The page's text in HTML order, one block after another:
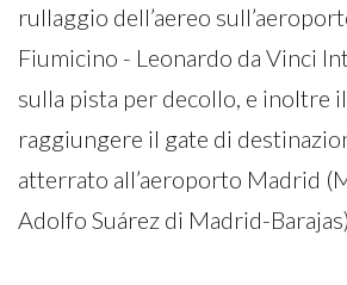
rullaggio dell’aereo
Fiumicino - Leonardo da Vinci
sulla pista per decollo, e inoltre
raggiungere il gate di
atterrato all’aeroporto Madrid
Adolfo Suárez di Madrid-